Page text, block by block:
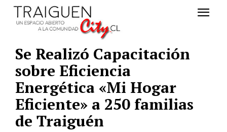
Se Realizó Capacitación
sobre Eficiencia
Energética «Mi Hogar
Eficiente» a 250 familias
de Traiguén